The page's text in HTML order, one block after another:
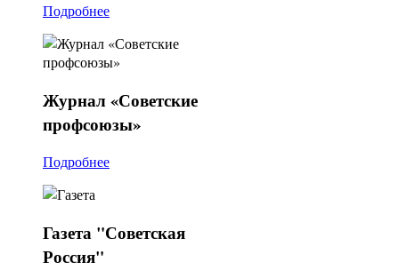
Подробнее
Журнал«Советские
профсоюзы»
Подробнее
Газета "Советская
Россия"